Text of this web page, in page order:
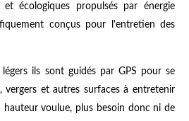
écologiques propulsés par énergie
conçus pour l'entretien des
ils sont guidés par GPS pour se
vergers et autres surfaces à entretenir
voulue, plus besoin donc ni de